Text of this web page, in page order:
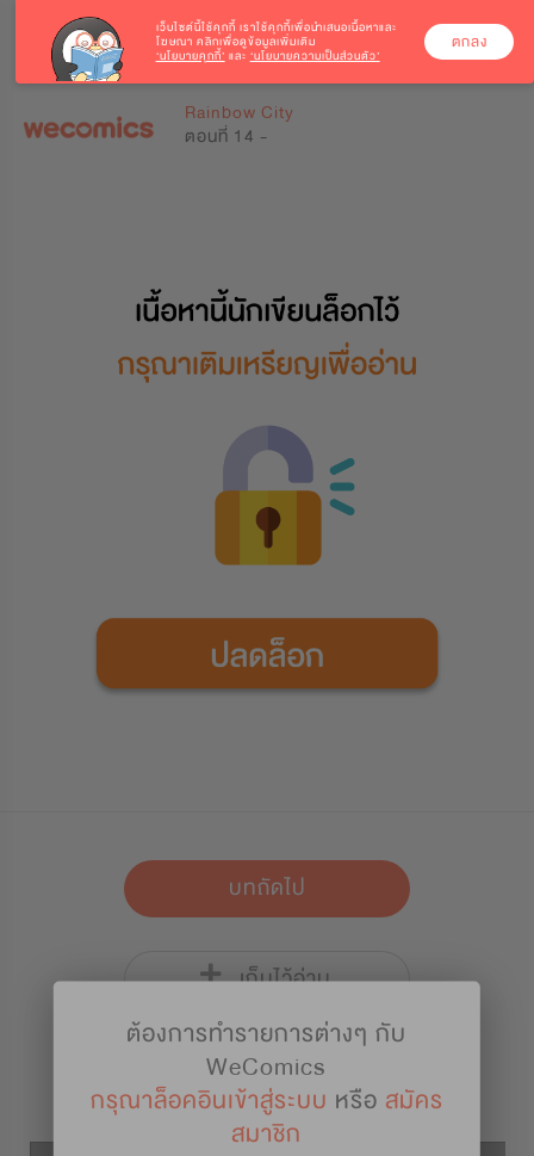
Rainbow City
ตอนที่ 14 -
บทถัดไป
เก็บไว้อ่าน
รายละเอียดการ์ตูน
ต้องการทำรายการต่างๆ กับ
WeComics
กรุณาล็อคอินเข้าสู่ระบบ หรือ สมัคร
สมาชิก
เว็บไซต์นี้ใช้คุกกี้ เราใช้คุกกี้เพื่อนำเสนอเนื้อหาและ
โฆษณา คลิกเพื่อดูข้อมูลเพิ่มเติม
‘นโยบายคุกกี้’ และ ‘นโยบายความเป็นส่วนตัว’
ตกลง